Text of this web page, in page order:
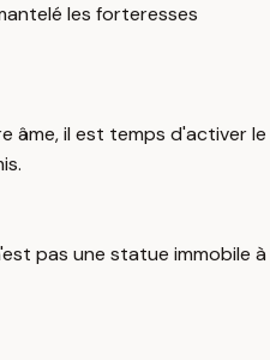
les forteresses
âme, il est temps d'activer le
pas une statue immobile à